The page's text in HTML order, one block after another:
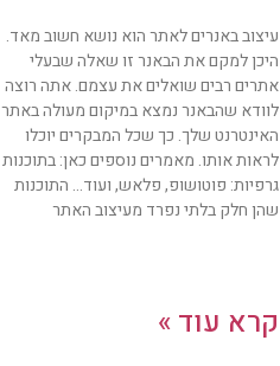
עיצוב באנרים לאתר הוא נושא חשוב מאד.
היכן למקם את הבאנר זו שאלה שבעלי
אתרים רבים שואלים את עצמם. אתה רוצה
לוודא שהבאנר נמצא במיקום מעולה באתר
האינטרנט שלך. כך שכל המבקרים יוכלו
לראות אותו. מאמרים נוספים כאן: בתוכנות
גרפיות: פוטושופ, פלאש, ועוד… התוכנות
שהן חלק בלתי נפרד מעיצוב האתר
קרא עוד »